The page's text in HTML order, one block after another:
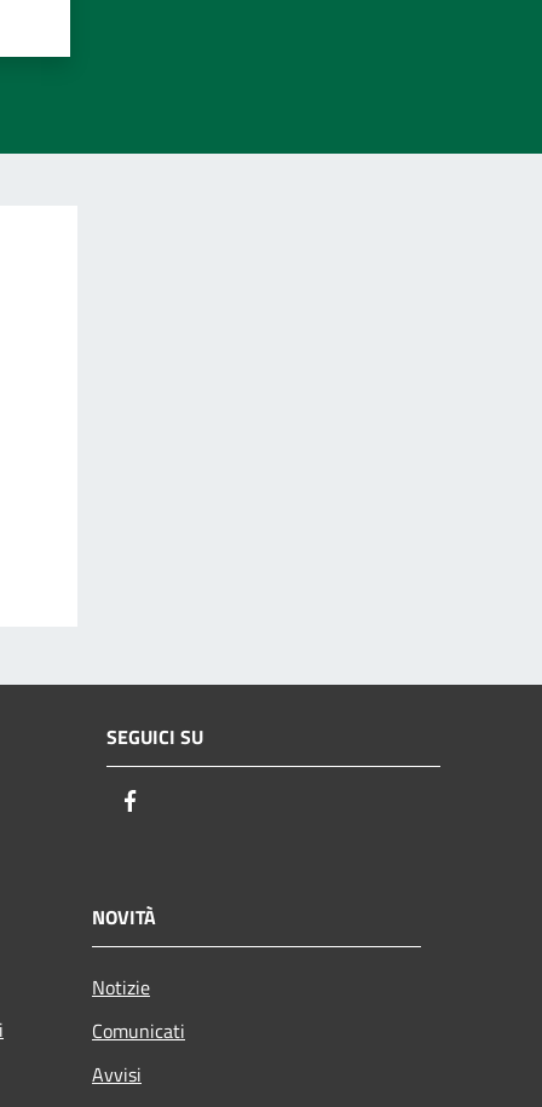
SEGUICI SU
NOVITÀ
Notizie
Comunicati
Avvisi